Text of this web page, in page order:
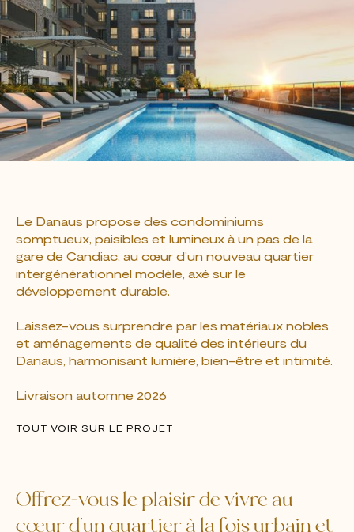
Le Danaus propose des condominiums
somptueux, paisibles et lumineux à un pas de la
gare de Candiac, au cœur d’un nouveau quartier
intergénérationnel modèle, axé sur le
développement durable.
Laissez-vous surprendre par les matériaux nobles
et aménagements de qualité des intérieurs du
Danaus, harmonisant lumière, bien-être et intimité.
Livraison automne 2026
TOUT VOIR SUR LE PROJET
Offrez-vous le plaisir de vivre au
cœur d’un quartier à la fois urbain et